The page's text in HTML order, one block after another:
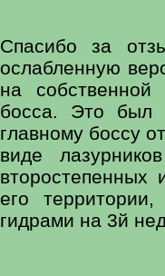
Спасибо за
ослабленную
на
босса. Это был
главному боссу
виде
второстепенных
его
гидрами на 3й